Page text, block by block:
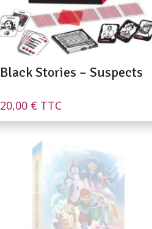
Black Stories – Suspects
20,00 € TTC